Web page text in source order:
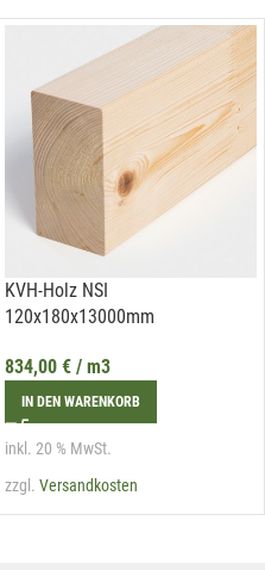
KVH-Holz NSI
120x180x13000mm
834,00 € / m3
IN DEN WARENKORB
inkl. 20 % MwSt.
zzgl. Versandkosten